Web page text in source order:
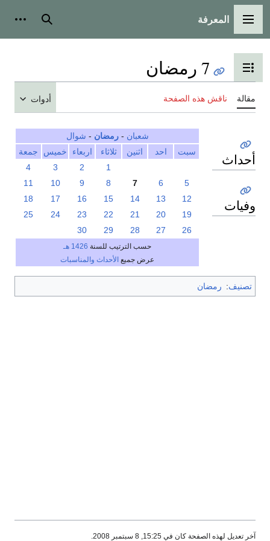
القائمة الرئيسية
المعرفة بحث
تبديل عرض جدول المحتويات
7 رمضان
مقالة ناقش هذه الصفحة أدوات
شعبان -رمضان - شوال
سبت
احد اثنين ثلاثاء اربعاء خميس
جمعة
1
2
3
4
5
6
7
8
9
10
11
12
13
14
15
16
17
18
19
20
21
22
23
24
25
26
27
28
29
30
حسب الترتيب للسنة 1426 هـ
عرض جميع الأحداث والمناسبات
أحداث
وفيات
تصنيف: رمضان
آخر تعديل لهذه الصفحة كان في 15:25, 8 سبتمبر 2008.